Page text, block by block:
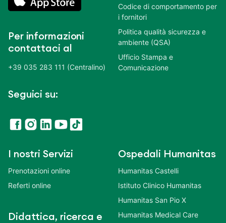
Per informazioni
contattaci al
+39 035 283 111 (Centralino)
Seguici su:
Codice di comportamento per
i fornitori
Politica qualità sicurezza e
ambiente (QSA)
Ufficio Stampa e
Comunicazione
I nostri Servizi
Prenotazioni online
Referti online
Didattica, ricerca e
Ospedali Humanitas
Humanitas Castelli
Istituto Clinico Humanitas
Humanitas San Pio X
Humanitas Medical Care